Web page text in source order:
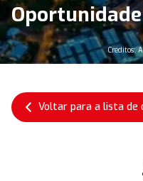
Oportunidade
Créditos:
Voltar para a lista de